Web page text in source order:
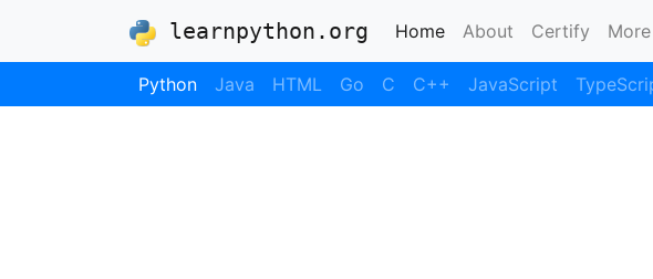
learnpython.org Home(current)
About Certify
Python Java HTML Go C C++ JavaScript